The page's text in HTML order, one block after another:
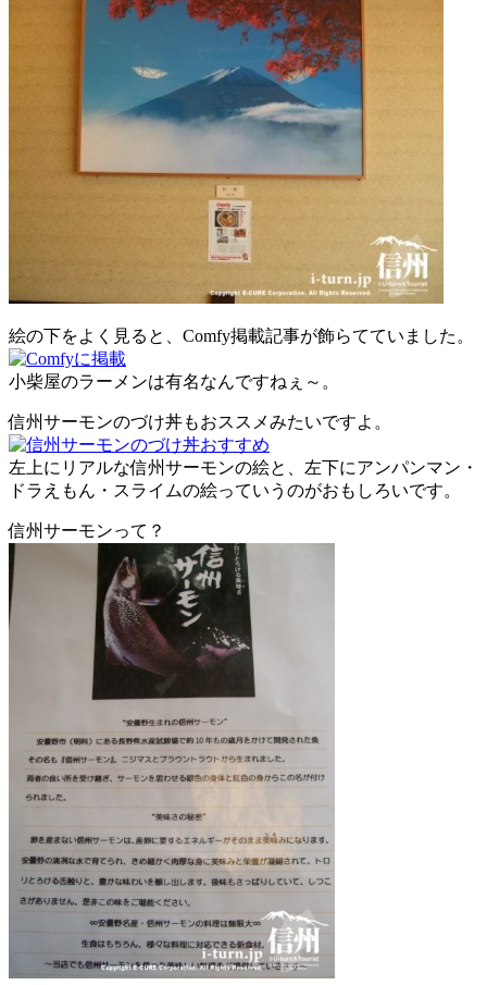
絵の下をよく見ると、Comfy掲載記事が飾らてていました。
小柴屋のラーメンは有名なんですねぇ～。
信州サーモンのづけ丼もおススメみたいですよ。
左上にリアルな信州サーモンの絵と、左下にアンパンマン・
ドラえもん・スライムの絵っていうのがおもしろいです。
信州サーモンって？